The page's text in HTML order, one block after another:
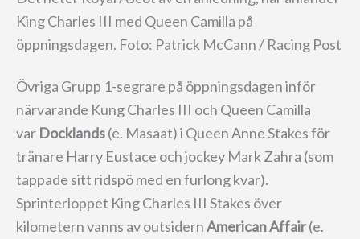
King Charles III med Queen Camilla på
öppningsdagen. Foto: Patrick McCann / Racing Post
Övriga Grupp 1-segrare på öppningsdagen inför
närvarande Kung Charles III och Queen Camilla
var Docklands(e. Masaat) i Queen Anne Stakes för
tränare Harry Eustace och jockey Mark Zahra (som
tappade sitt ridspö med en furlong kvar).
Sprinterloppet King Charles III Stakes över
kilometern vanns av outsidernAmerican Affair(e.